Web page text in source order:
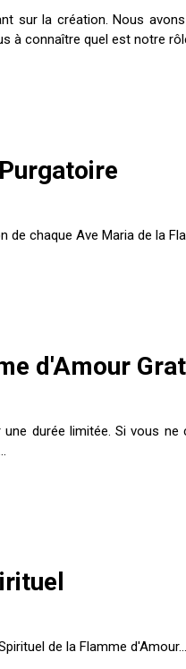
sur la création. Nous
à connaître quel est notre
de chaque Ave Maria de la
d'Amour
durée limitée. Si vous
de la Flamme